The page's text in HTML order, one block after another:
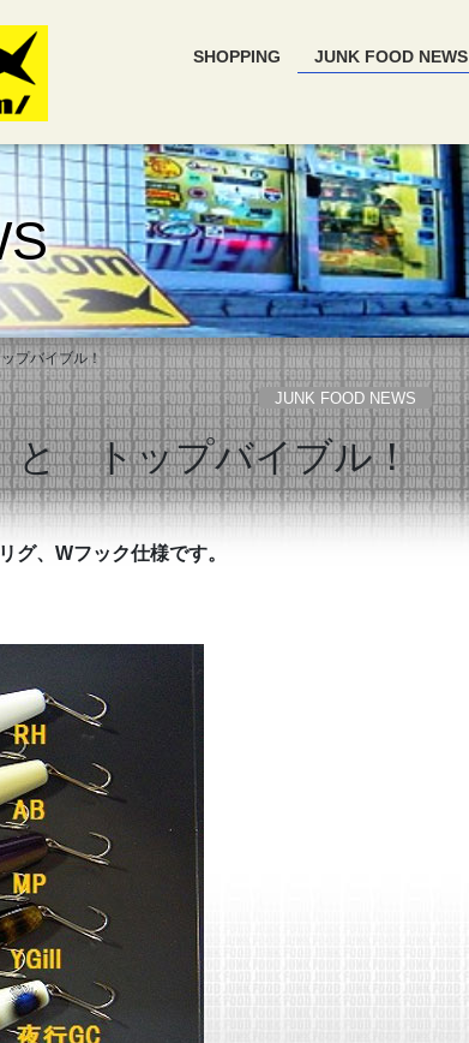
SHOPPING JUNK FOOD NEWS
プバイブル！
JUNK FOOD NEWS
と トップバイブル！
グ、Wフック仕様です。